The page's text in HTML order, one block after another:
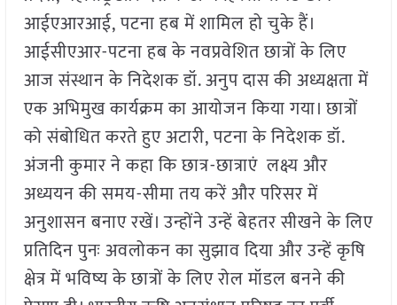
आईएआरआई, पटना हब में शामिल हो चुके हैं।
आईसीएआर-पटना हब के नवप्रवेशित छात्रों के लिए
आज संस्थान के निदेशक डॉ. अनुप दास की अध्यक्षता में
एक अभिमुख कार्यक्रम का आयोजन किया गया। छात्रों
को संबोधित करते हुए अटारी, पटना के निदेशक डॉ.
अंजनी कुमार ने कहा कि छात्र-छात्राएं लक्ष्य और
अध्ययन की समय-सीमा तय करें और परिसर में
अनुशासन बनाए रखें। उन्होंने उन्हें बेहतर सीखने के लिए
प्रतिदिन पुनः अवलोकन का सुझाव दिया और उन्हें कृषि
क्षेत्र में भविष्य के छात्रों के लिए रोल मॉडल बनने की